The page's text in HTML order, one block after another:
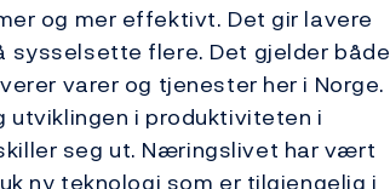
og mer effektivt. Det gir lavere
sysselsette flere. Det gjelder både
varer og tjenester her i Norge.
utviklingen i produktiviteten i
seg ut. Næringslivet har vært
ny teknologi som er tilgjengelig i